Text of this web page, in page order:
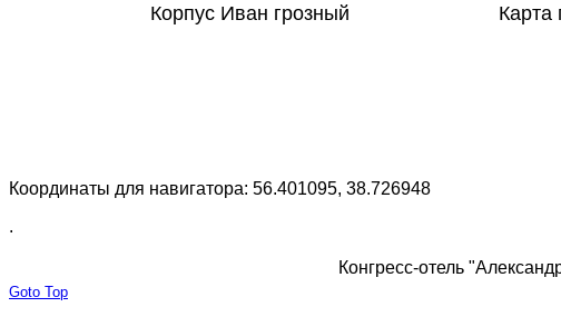
Корпус Иван грозный Карта
Координаты для навигатора: 56.401095, 38.726948
.
Конгресс-отель
Goto Top